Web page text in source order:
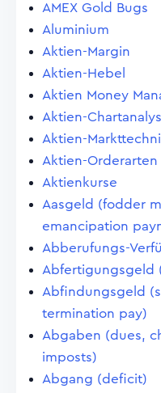
AMEX Gold Bugs
Aluminium
Aktien-Margin
Aktien-Hebel
Aktien Money
Aktien-
Aktien-
Aktien-Orderarten
Aktienkurse
Aasgeld (fodder
emancipation
Abberufungs-
Abfertigungsgeld
Abfindungsgeld
termination pay)
Abgaben (dues,
imposts)
Abgang (deficit)